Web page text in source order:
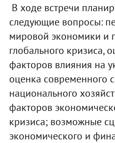
В ходе встречи
следующие вопросы:
мировой экономики и
глобального кризиса,
факторов влияния на
оценка современного
национального
факторов
кризиса; возможные
экономического и